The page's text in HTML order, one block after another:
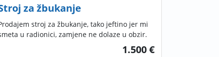
za žbukanje
stroj za žbukanje, tako jeftino jer mi
u radionici, zamjene ne dolaze u obzir.
1.500 €